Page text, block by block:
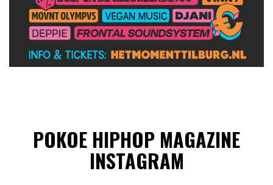
POKOE HIPHOP MAGAZINE
INSTAGRAM